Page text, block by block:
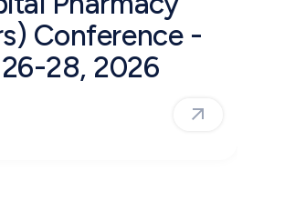
Conference -
28, 2026